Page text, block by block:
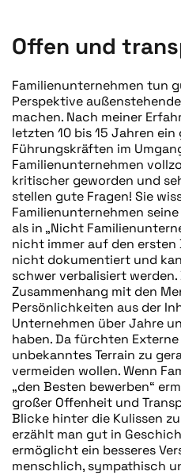
Offen und
Familienunternehmen tun
Perspektive
machen. Nach meiner
letzten 10 bis 15 Jahren ein
Führungskräften im
Familienunternehmen
kritischer geworden und
stellen gute Fragen! Sie
Familienunternehmen
als in „Nicht
nicht immer auf den
nicht dokumentiert und
schwer verbalisiert
Zusammenhang mit den
Persönlichkeiten aus der
Unternehmen über Jahre
haben. Da fürchten
unbekanntes Terrain zu
vermeiden wollen. Wenn
„den Besten bewerben“
großer Offenheit und
Blicke hinter die Kulissen
erzählt man gut in
ermöglicht ein besseres
menschlich, sympathisch